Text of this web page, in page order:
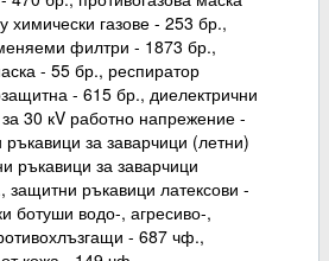
газове - 253 бр.,
филтри - 1873 бр.,
- 55 бр., респиратор
- 615 бр., диелектрични
30 кV работно напрежение -
за заварчици (летни)
ръкавици за заварчици
ръкавици латексови -
ботуши водо-, агресиво-,
- 687 чф.,